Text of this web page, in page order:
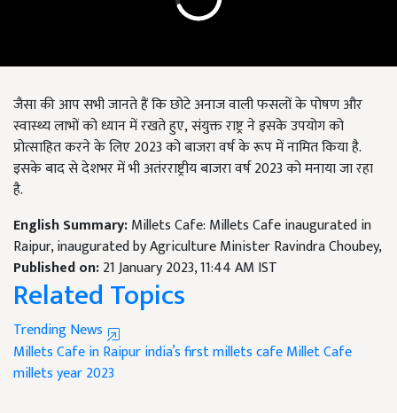
जैसा की आप सभी जानते हैं कि छोटे अनाज वाली फसलों के पोषण और
स्वास्थ्य लाभों को ध्यान में रखते हुए,संयुक्त राष्ट्र ने इसके उपयोग को
प्रोत्साहित करने के लिए 2023 को बाजरा वर्ष के रूप में नामित किया है.
इसके बाद से देशभर में भी अतंरराष्ट्रीय बाजरा वर्ष 2023 को मनाया जा रहा
है.
English Summary:Millets Cafe: Millets Cafe inaugurated in
Raipur, inaugurated by Agriculture Minister Ravindra Choubey,
Published on:21 January 2023, 11:44 AM IST
Related Topics
Trending News
Millets Cafe in Raipurindia’s first millets cafeMillet Cafe
millets year 2023